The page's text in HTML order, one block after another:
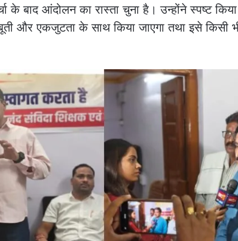
के बाद आंदोलन का रास्ता चुना है। उन्होंने स्पष्ट
और एकजुटता के साथ किया जाएगा तथा इसे किसी